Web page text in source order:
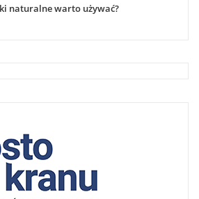
naturalne warto używać?